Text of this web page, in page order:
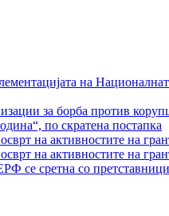
на
за борба против
по скратена постапка
на активностите на
на активностите на
се сретна со